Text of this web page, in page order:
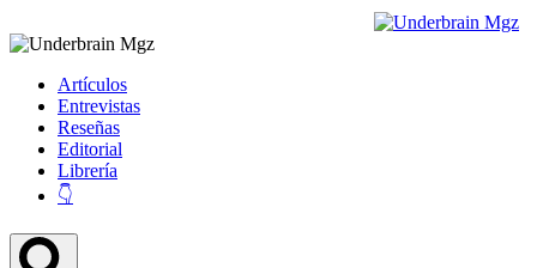
Artículos
Entrevistas
Reseñas
Editorial
Librería
👇